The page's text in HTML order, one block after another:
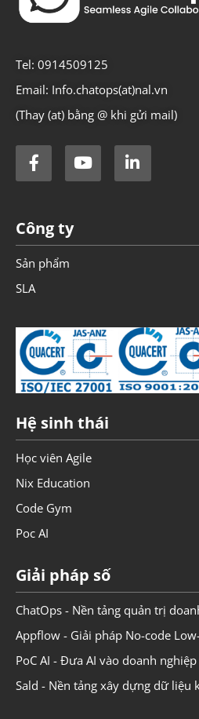
Tel: 0914509125
Email: Info.chatops(at)nal.vn
(Thay (at) bằng @ khi gửi mail)
Công ty
Sản phẩm
SLA
Hệ sinh thái
Học viên Agile
Nix Education
Code Gym
Poc AI
Giải pháp số
ChatOps - Nền tảng quản trị
Appflow - Giải pháp No-code
PoC AI - Đưa AI vào doanh
Sald - Nền tảng xây dựng dữ liệu